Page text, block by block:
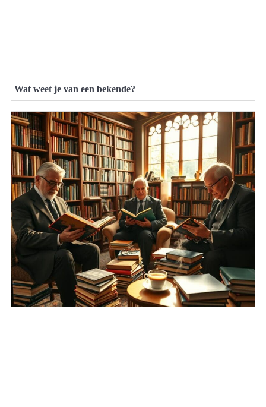
Wat weet je van een bekende?